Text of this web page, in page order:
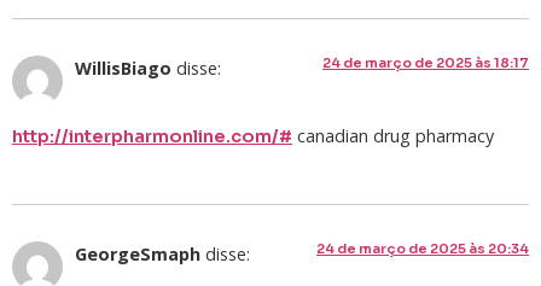
WillisBiago disse: 24 de março de 2025 às 18:17
http://interpharmonline.com/# canadian drug pharmacy
GeorgeSmaph disse: 24 de março de 2025 às 20:34